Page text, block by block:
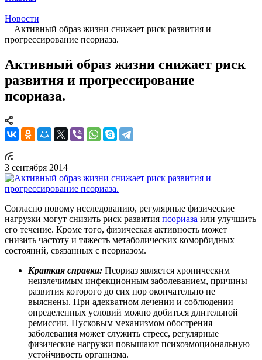
—
Новости
—Активный образ жизни снижает риск развития и
прогрессирование псориаза.
Активный образ жизни снижает риск
развития и прогрессирование
псориаза.
3 сентября 2014
Согласно новому исследованию, регулярные физические
нагрузки могут снизить риск развития псориаза или улучшить
его течение. Кроме того, физическая активность может
снизить частоту и тяжесть метаболических коморбидных
состояний, связанных с псориазом.
Краткая справка: Псориаз является хроническим
неизлечимым инфекционным заболеванием, причины
развития которого до сих пор окончательно не
выяснены. При адекватном лечении и соблюдении
определенных условий можно добиться длительной
ремиссии. Пусковым механизмом обострения
заболевания может служить стресс, регулярные
физические нагрузки повышают психоэмоциональную
устойчивость организма.